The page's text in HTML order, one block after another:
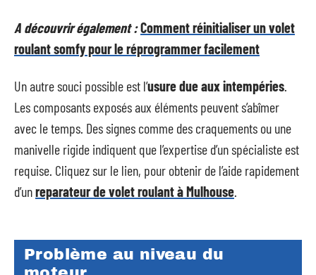
A découvrir également :Comment réinitialiser un volet
roulant somfy pour le réprogrammer facilement
Un autre souci possible est l’usure due aux intempéries
Les composants exposés aux éléments peuvent s’abîmer
avec le temps. Des signes comme des craquements ou une
manivelle rigide indiquent que l’expertise d’un spécialiste est
requise. Cliquez sur le lien, pour obtenir de l’aide rapidement
d’unreparateur de volet roulant à Mulhouse
Problème au niveau du